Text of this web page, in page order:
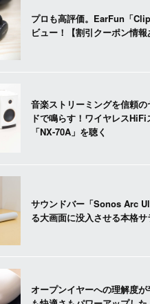
プロも高評価。EarFun「
ビュー！【割引クーポン情報
音楽ストリーミングを信頼
ドで鳴らす！ワイヤレス
「NX-70A」を聴く
サウンドバー「Sonos Arc
る大画面に没入させる本格サ
オープンイヤーへの理解度